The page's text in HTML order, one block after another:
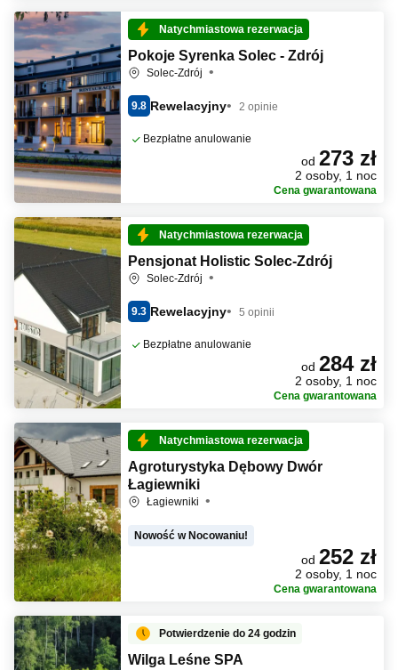
Natychmiastowa rezerwacja
Pokoje Syrenka Solec - Zdrój
Solec-Zdrój
9.8 Rewelacyjny 2 opinie
Bezpłatne anulowanie
od 273 zł
2 osoby, 1 noc
Cena gwarantowana
Natychmiastowa rezerwacja
Pensjonat Holistic Solec-Zdrój
Solec-Zdrój
9.3 Rewelacyjny 5 opinii
Bezpłatne anulowanie
od 284 zł
2 osoby, 1 noc
Cena gwarantowana
Natychmiastowa rezerwacja
Agroturystyka Dębowy Dwór
Łagiewniki
Łagiewniki
Nowość w Nocowaniu!
od 252 zł
2 osoby, 1 noc
Cena gwarantowana
Potwierdzenie do 24 godzin
Wilga Leśne SPA